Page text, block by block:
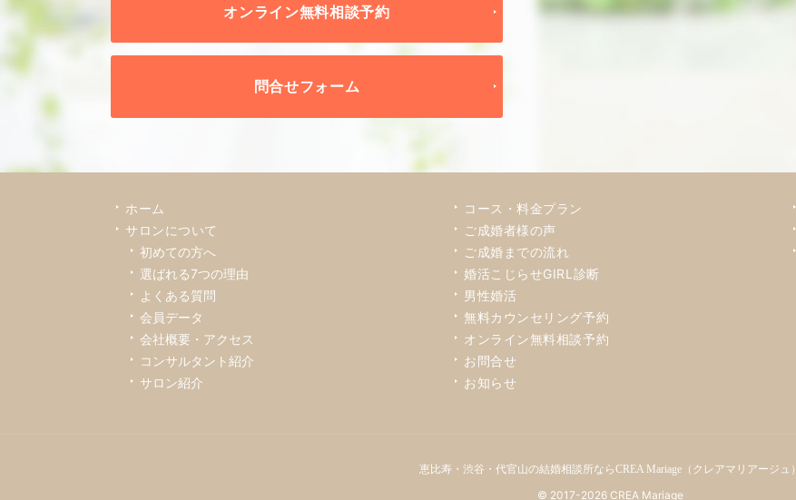
オンライン無料相談予約
問合せフォーム
ホーム
サロンについて
初めての方へ
選ばれる7つの理由
よくある質問
会員データ
会社概要・アクセス
コンサルタント紹介
サロン紹介
コース・料金プラン
ご成婚者様の声
ご成婚までの流れ
婚活こじらせGIRL診断
男性婚活
無料カウンセリング予約
オンライン無料相談予約
お問合せ
お知らせ
© 2017-2026 CREA Mariage
恵比寿・渋谷・代官山の結婚相談所ならCREA Mariage（クレアマリアージュ）